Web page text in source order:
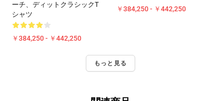
ーチ、ディットクラシックT
シャツ
￥384,250 - ￥442,250
￥384,250 - ￥442,250
もっと見る